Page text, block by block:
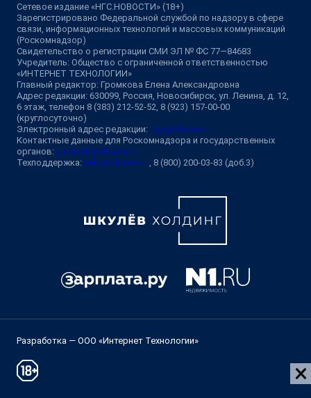
Сетевое издание «НГС.НОВОСТИ» (18+)
Зарегистрировано Федеральной службой по надзору в сфере
связи, информационных технологий и массовых коммуникаций
(Роскомнадзор)
Свидетельство о регистрации СМИ ЭЛ № ФС 77—84683
Учредитель: Общество с ограниченной ответственностью
«ИНТЕРНЕТ ТЕХНОЛОГИИ»
Главный редактор: Громкова Елена Александровна
Адрес редакции: 630099, Россия, Новосибирск, ул. Ленина, д. 12,
6 этаж, телефон 8 (383) 212-52-52, 8 (923) 157-00-00
(круглосуточно)
Электронный адрес редакции: ngs@shkulev.ru
Контактные данные для Роскомнадзора и государственных
органов: juristnsk@shkulev.ru
Техподдержка: help@shkulev.ru , 8 (800) 200-03-83 (доб.3)
Разработка — ООО «Интернет Технологии»